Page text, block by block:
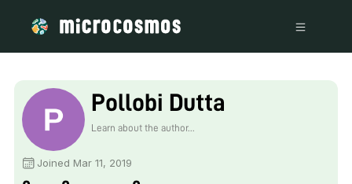
Pollobi Dutta
Learn about the author...
Joined Mar 11, 2019